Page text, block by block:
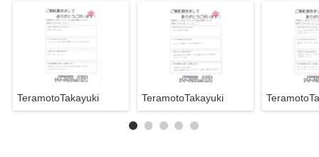
TeramotoTakayuki TeramotoTakayuki